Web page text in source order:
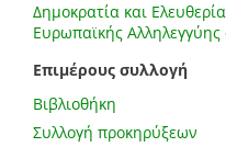
Δημοκρατία και
Ευρωπαϊκής
Επιμέρους συλλογή
Βιβλιοθήκη
Συλλογή προκηρύξεων